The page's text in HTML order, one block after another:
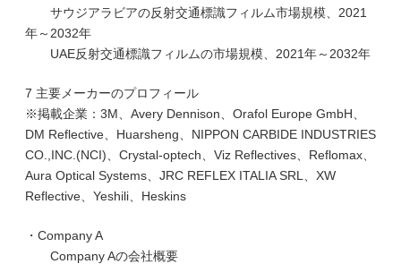
サウジアラビアの反射交通標識フィルム市場規模、2021
年～2032年
UAE反射交通標識フィルムの市場規模、2021年～2032年
7 主要メーカーのプロフィール
※掲載企業：3M、Avery Dennison、Orafol Europe GmbH、
DM Reflective、Huarsheng、NIPPON CARBIDE INDUSTRIES
CO.,INC.(NCI)、Crystal-optech、Viz Reflectives、Reflomax、
Aura Optical Systems、JRC REFLEX ITALIA SRL、XW
Reflective、Yeshili、Heskins
・Company A
Company Aの会社概要